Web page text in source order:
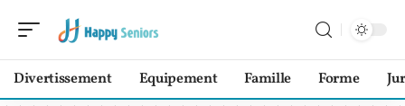
Divertissement Equipement Famille Forme